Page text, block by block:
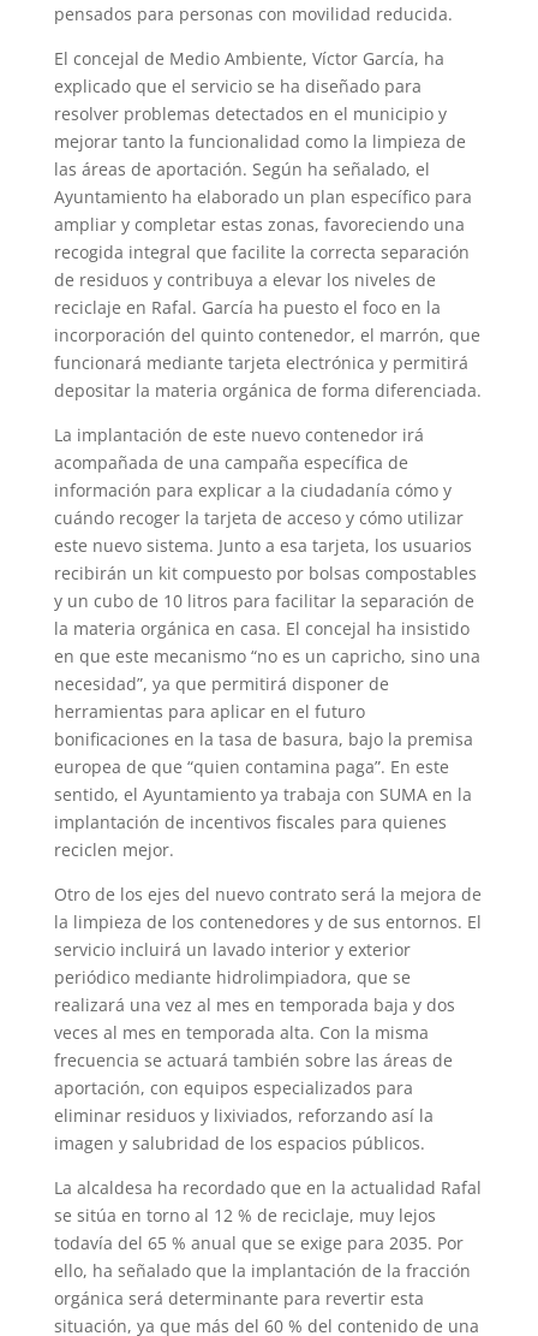
pensados para personas con movilidad reducida.
El concejal de Medio Ambiente, Víctor García, ha
explicado que el servicio se ha diseñado para
resolver problemas detectados en el municipio y
mejorar tanto la funcionalidad como la limpieza de
las áreas de aportación. Según ha señalado, el
Ayuntamiento ha elaborado un plan específico para
ampliar y completar estas zonas, favoreciendo una
recogida integral que facilite la correcta separación
de residuos y contribuya a elevar los niveles de
reciclaje en Rafal. García ha puesto el foco en la
incorporación del quinto contenedor, el marrón, que
funcionará mediante tarjeta electrónica y permitirá
depositar la materia orgánica de forma diferenciada.
La implantación de este nuevo contenedor irá
acompañada de una campaña específica de
información para explicar a la ciudadanía cómo y
cuándo recoger la tarjeta de acceso y cómo utilizar
este nuevo sistema. Junto a esa tarjeta, los usuarios
recibirán un kit compuesto por bolsas compostables
y un cubo de 10 litros para facilitar la separación de
la materia orgánica en casa. El concejal ha insistido
en que este mecanismo “no es un capricho, sino una
necesidad”, ya que permitirá disponer de
herramientas para aplicar en el futuro
bonificaciones en la tasa de basura, bajo la premisa
europea de que “quien contamina paga”. En este
sentido, el Ayuntamiento ya trabaja con SUMA en la
implantación de incentivos fiscales para quienes
reciclen mejor.
Otro de los ejes del nuevo contrato será la mejora de
la limpieza de los contenedores y de sus entornos. El
servicio incluirá un lavado interior y exterior
periódico mediante hidrolimpiadora, que se
realizará una vez al mes en temporada baja y dos
veces al mes en temporada alta. Con la misma
frecuencia se actuará también sobre las áreas de
aportación, con equipos especializados para
eliminar residuos y lixiviados, reforzando así la
imagen y salubridad de los espacios públicos.
La alcaldesa ha recordado que en la actualidad Rafal
se sitúa en torno al 12 % de reciclaje, muy lejos
todavía del 65 % anual que se exige para 2035. Por
ello, ha señalado que la implantación de la fracción
orgánica será determinante para revertir esta
situación, ya que más del 60 % del contenido de una